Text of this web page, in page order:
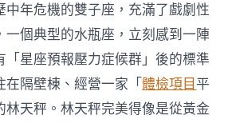
中年危機的雙子座，充滿了戲劇性
一個典型的水瓶座，立刻感到一陣
「星座預報壓力症候群」後的標準
在隔壁棟、經營一家「體檢項目平
林天秤。林天秤完美得像是從黃金